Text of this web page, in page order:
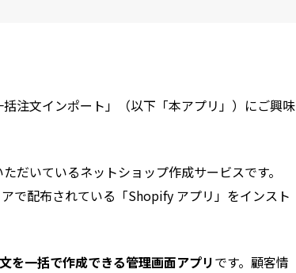
注文インポート」（以下「本アプリ」）にご興味
だいているネットショップ作成サービスです。
で配布されている「Shopify アプリ」をインスト
を一括で作成できる管理画面アプリです。顧客情